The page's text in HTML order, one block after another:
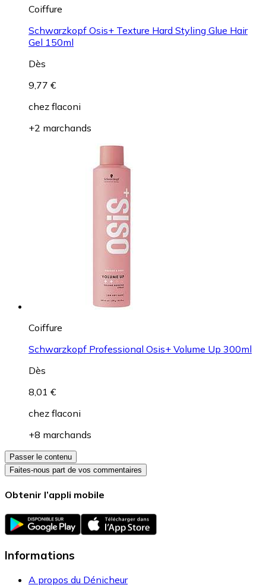
Coiffure
Schwarzkopf Osis+ Texture Hard Styling Glue Hair
Gel 150ml
Dès
9,77 €
chez flaconi
+2 marchands
Coiffure
Schwarzkopf Professional Osis+ Volume Up 300ml
Dès
8,01 €
chez flaconi
+8 marchands
Passer le contenu
Faites-nous part de vos commentaires
Obtenir l’appli mobile
Informations
A propos du Dénicheur